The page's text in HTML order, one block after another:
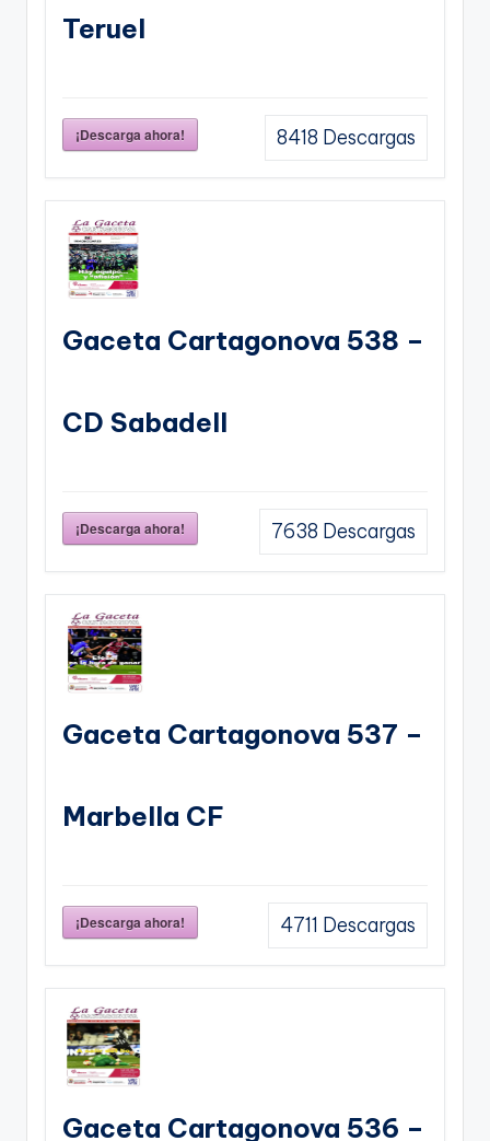
Teruel
¡Descarga ahora! 8418 Descargas
Gaceta Cartagonova 538 –
CD Sabadell
¡Descarga ahora! 7638 Descargas
Gaceta Cartagonova 537 –
Marbella CF
¡Descarga ahora! 4711 Descargas
Gaceta Cartagonova 536 –